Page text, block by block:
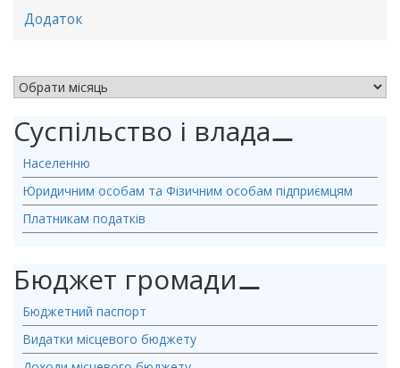
Додаток
Суспільство і влада⚊
Населенню
Юридичним особам та Фізичним особам підприємцям
Платникам податків
Бюджет громади⚊
Бюджетний паспорт
Видатки місцевого бюджету